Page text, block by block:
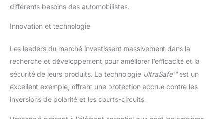
différents besoins des automobilistes.
Innovation et technologie
Les leaders du marché investissent massivement dans la
recherche et développement pour améliorer l’efficacité et la
sécurité de leurs produits. La technologie UltraSafe™est un
excellent exemple, offrant une protection accrue contre les
inversions de polarité et les courts-circuits.